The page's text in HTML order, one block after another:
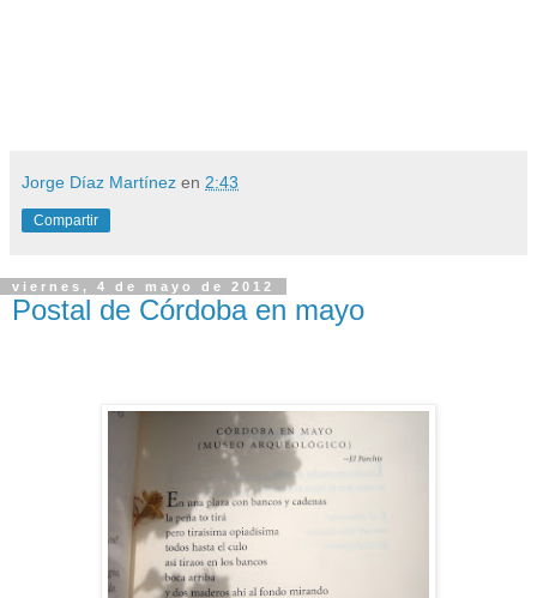
Jorge Díaz Martínez en 2:43
Compartir
viernes, 4 de mayo de 2012
Postal de Córdoba en mayo